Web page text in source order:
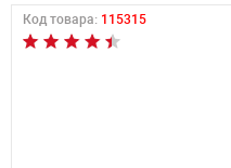
Код товара: 115315